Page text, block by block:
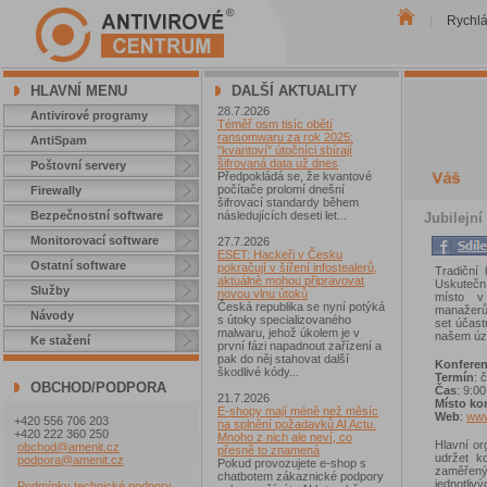
HLAVNÍ MENU
Antivirové programy
AntiSpam
Poštovní servery
Firewally
Bezpečnostní software
Monitorovací software
Ostatní software
Služby
Návody
Ke stažení
OBCHOD/PODPORA
+420 556 706 203
+420 222 360 250
obchod@amenit.cz
podpora@amenit.cz
DALŠÍ AKTUALITY
28.7.2026
Téměř osm tisíc obětí
ransomwaru za rok 2025:
"kvantoví" útočníci sbírají
šifrovaná data už dnes
Předpokládá se, že kvantové
počítače prolomí dnešní
šifrovací standardy během
následujících deseti let...
27.7.2026
ESET: Hackeři v Česku
pokračují v šíření infostealerů,
aktuálně mohou připravovat
novou vlnu útoků
Česká republika se nyní potýká
s útoky specializovaného
malwaru, jehož úkolem je v
první fázi napadnout zařízení a
pak do něj stahovat další
škodlivé kódy...
21.7.2026
E-shopy mají méně než měsíc
na splnění požadavků AI Actu.
Mnoho z nich ale neví, co
přesně to znamená
Pokud provozujete e-shop s
chatbotem zákaznické podpory
Jubilejní
Tradiční
místo v
set
našem
Termín:
Čas:
Místo
Web:
Hlavní
udržet